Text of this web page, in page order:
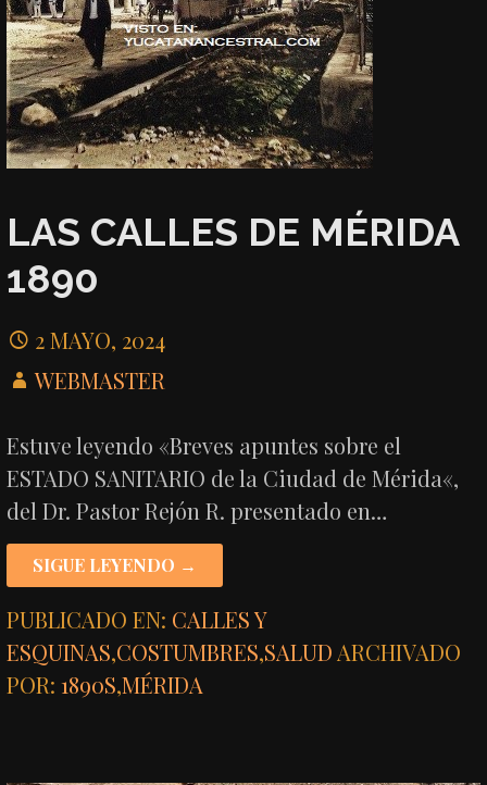
LAS CALLES DE MÉRIDA
1890
2 MAYO, 2024
WEBMASTER
Estuve leyendo «Breves apuntes sobre el
ESTADO SANITARIO de la Ciudad de Mérida«,
del Dr. Pastor Rejón R. presentado en…
SIGUE LEYENDO →
PUBLICADO EN: CALLES Y
ESQUINAS,COSTUMBRES,SALUD ARCHIVADO
POR:1890S,MÉRIDA